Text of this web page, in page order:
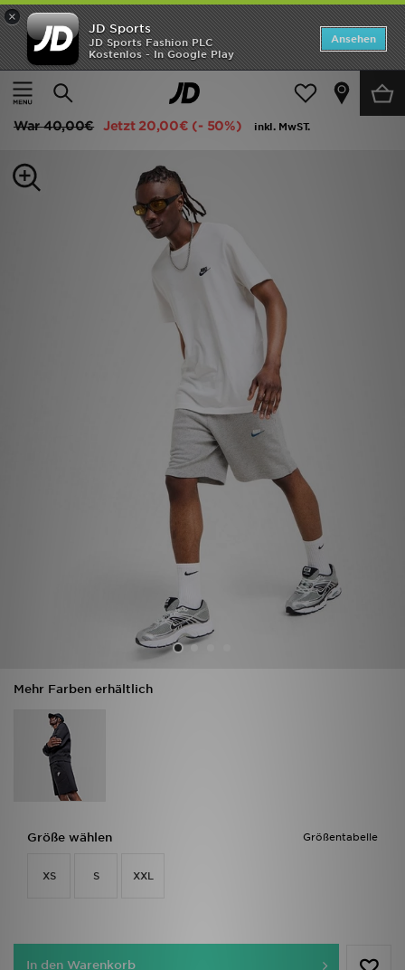
×
JD Sports
JD Sports Fashion PLC
Kostenlos - In Google Play
Ansehen
Startseite
Herren Herrenbekleidung Shorts
Nike Foundation Shorts
War40,00€ Jetzt 20,00€ (- 50%) inkl. MwST.
Mehr Farben erhältlich
Größentabelle
Größe wählen
XS S XXL
In den Warenkorb
Startseite
ANGEBOTE
Herren
Bestellverfolgung
Hilfe & Kontakt
Trending Styles